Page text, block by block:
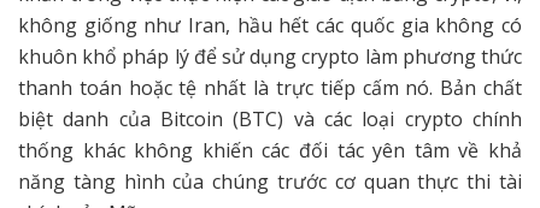
không giống như Iran, hầu hết các quốc gia không có
khuôn khổ pháp lý để sử dụng crypto làm phương thức
thanh toán hoặc tệ nhất là trực tiếp cấm nó. Bản chất
biệt danh của Bitcoin (BTC) và các loại crypto chính
thống khác không khiến các đối tác yên tâm về khả
năng tàng hình của chúng trước cơ quan thực thi tài